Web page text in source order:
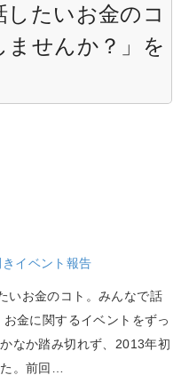
たいお金のコ
ませんか？」を
イベント報告
いお金のコト。みんなで話
金に関するイベントをずっ
なか踏み切れず、2013年初
。前回…